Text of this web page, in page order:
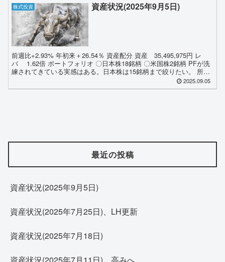
株式投資 資産状況(2025年9月5日)
前週比+2.93% 年初来＋26.54％ 資産配分 資産 35,495,975円 レ
バ 1.62倍 ポートフォリオ 〇日本株18銘柄 〇米国株2銘柄 PFが洗
練されてきている実感はある。日本株は15銘柄まで絞りたい。 所感
2025.09.05
最近の投稿
資産状況(2025年9月5日)
資産状況(2025年7月25日)、LH更新
資産状況(2025年7月18日)